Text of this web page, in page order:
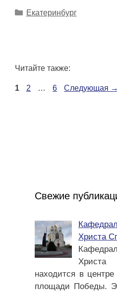
Рубрики
Екатеринбург
Читайте также:
Страница
1 Страница
2 … Страница
6 Следующая →
Свежие
Христа
находится в
площади Победы.